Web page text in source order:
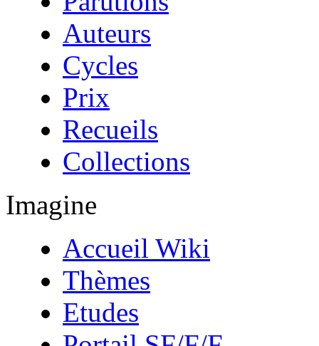
Auteurs
Cycles
Prix
Recueils
Collections
Imagine
Accueil Wiki
Thèmes
Etudes